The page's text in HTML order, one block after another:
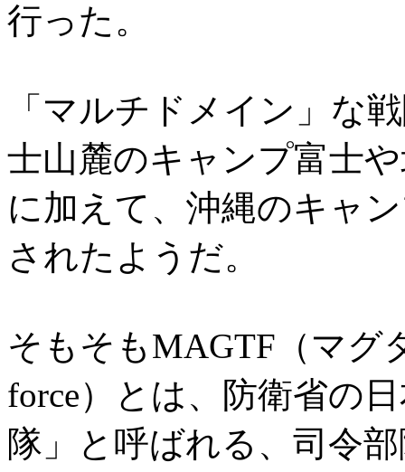
行った。
「マルチドメイン」な
士山麓のキャンプ富士
に加えて、沖縄のキャ
されたようだ。
そもそもMAGTF（マグ
force）とは、防衛省の
隊」と呼ばれる、司令